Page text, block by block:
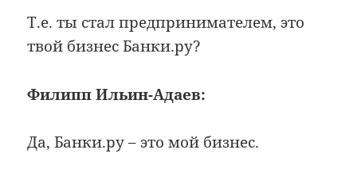
Т.е. ты стал предпринимателем, это
твой бизнес Банки.ру?
Филипп Ильин-Адаев:
Да, Банки.ру – это мой бизнес.